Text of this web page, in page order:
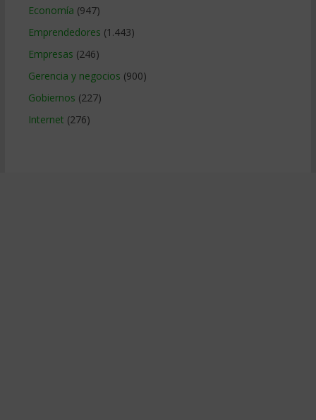
Economía (947)
Emprendedores (1.443)
Empresas (246)
Gerencia y negocios (900)
Gobiernos (227)
Internet (276)